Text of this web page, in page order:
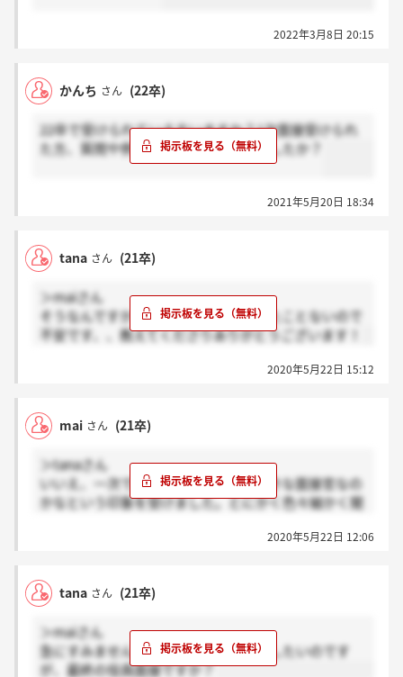
2022年3月8日 20:15
かんち さん (22卒)
22卒で受けられている方いますか？1次面接受けられ
た方、質問や例年のように圧迫面接でしたか？
2021年5月20日 18:34
tana さん (21卒)
＞maiさん
そうなんですか！！圧迫面接まだ受けたことないので
不安です、、教えてくださりありがとうございます！
2020年5月22日 15:12
mai さん (21卒)
＞tanaさん
いいえ、一次です。非常に深掘りが好きな面接官なの
かなという印象を受けました。とにかく色々細かく聞
2020年5月22日 12:06
tana さん (21卒)
＞maiさん
急にすみません。心構えとしてお聞きしたいのです
が、最終の役員面接ですか？